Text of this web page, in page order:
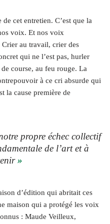
cet entretien. C’est que la
voix. Et nos voix
Crier au travail, crier des
qui ne l’est pas, hurler
course, au feu rouge. La
à ce cri absurde qui
la cause première de
propre échec collectif
de l’art et à
»
d’édition qui abritait ces
maison qui a protégé les voix
: Maude Veilleux,